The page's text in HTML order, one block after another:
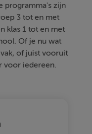
programma's zijn
3 tot en met
klas 1 tot en met
Of je nu wat
of juist vooruit
voor iedereen.